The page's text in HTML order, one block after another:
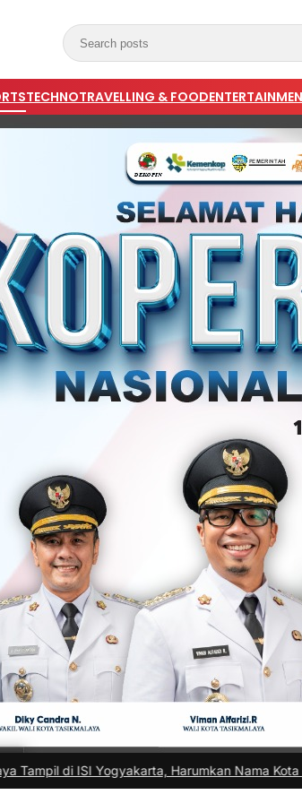
TECHNOTRAVELLING & FOOD
Harumkan Nama Kota di Festival Teater